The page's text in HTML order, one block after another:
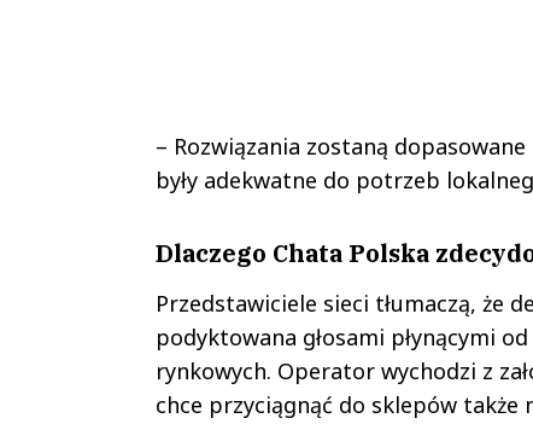
– Rozwiązania zostaną
były adekwatne do potrzeb
Dlaczego Chata Polska
Przedstawiciele sieci tłumaczą, że
podyktowana głosami płynącymi
rynkowych. Operator wychodzi z
chce przyciągnąć do sklepów także